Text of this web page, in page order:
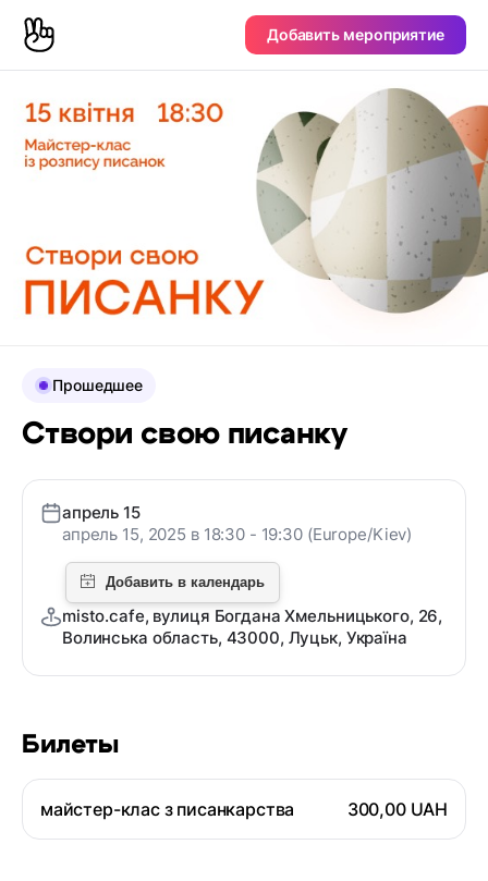
Добавить мероприятие
Билеты
майстер-клас з писанкарства 300,00 UAH
Прошедшее
Створи свою писанку
апрель 15
апрель 15, 2025 в 18:30 - 19:30 (Europe/Kiev)
misto.cafe, вулиця Богдана Хмельницького, 26,
Волинська область, 43000, Луцьк, Україна